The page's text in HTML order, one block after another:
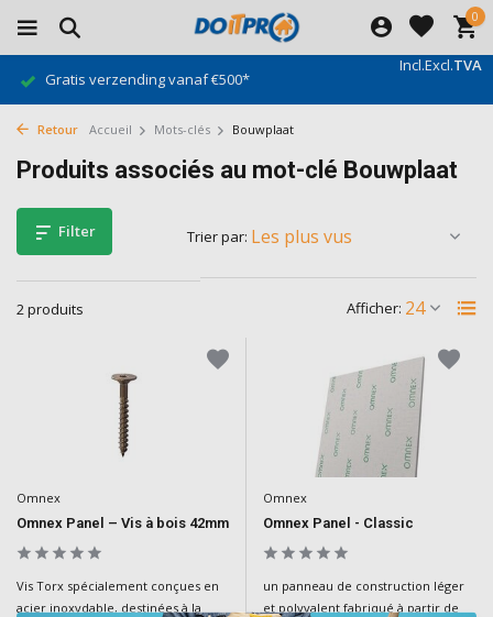
0
Incl.Excl.TVA
Gratis verzending vanaf €500*
Retour Accueil Mots-clés Bouwplaat
Produits associés au mot-clé Bouwplaat
Filter
2 produits Afficher:
Trier par:
Omnex
Omnex Panel – Vis à bois 42mm
Vis Torx spécialement conçues en
acier inoxydable, destinées à la
Omnex
Omnex Panel - Classic
un panneau de construction léger
et polyvalent fabriqué à partir de